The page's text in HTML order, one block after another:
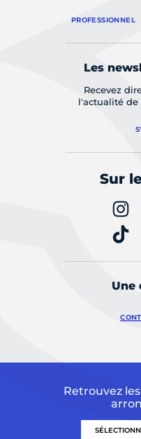
PROFESSIONNEL
Les
Recevez
l'actualité de
Sur
Une
Retrouvez